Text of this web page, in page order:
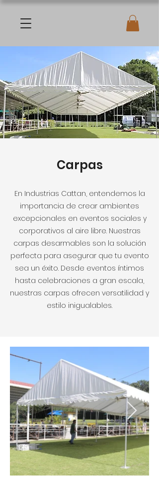
Carpas
En Industrias Cattan, entendemos la
importancia de crear ambientes
excepcionales en eventos sociales y
corporativos al aire libre. Nuestras
carpas desarmables son la solución
perfecta para asegurar que tu evento
sea un éxito. Desde eventos íntimos
hasta celebraciones a gran escala,
nuestras carpas ofrecen versatilidad y
estilo inigualables.